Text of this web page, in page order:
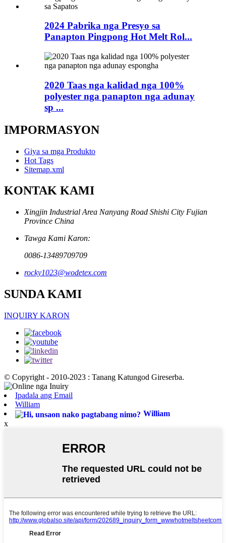
2024 Pabrika nga Presyo sa
Panapton Pingpong Hot Melt Rol...
2020 Taas nga kalidad nga 100%
polyester nga panapton nga adunay
sp ...
IMPORMASYON
Giya sa mga Produkto
Hot Tags
Sitemap.xml
KONTAK KAMI
Xingjin Industrial Area Nanyang Road Shishi City Fujian
Province China
Tawga Kami Karon:
0086-13489709709
rocky1023@wodetex.com
SUNDA KAMI
INQUIRY KARON
© Copyright - 2010-2023 : Tanang Katungod Gireserba.
Ipadala ang Email
William
William
x